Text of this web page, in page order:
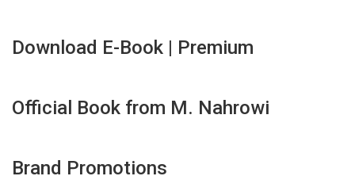
Download E-Book | Premium
Official Book from M. Nahrowi
Brand Promotions